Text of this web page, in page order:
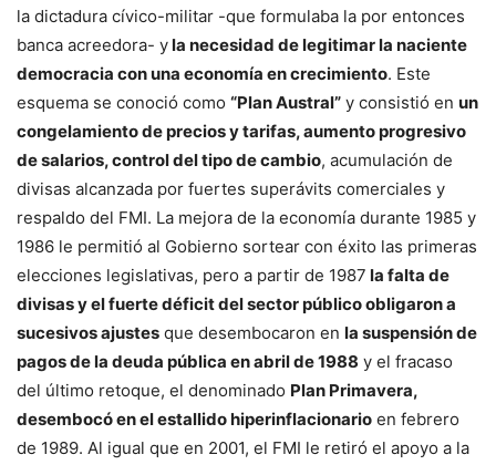
la dictadura cívico-militar -que formulaba la por entonces
banca acreedora- yla necesidad de legitimar la naciente
democracia con una economía en crecimiento. Este
esquema se conoció como “Plan Austral” y consistió en un
congelamiento de precios y tarifas, aumento progresivo
de salarios, control del tipo de cambio, acumulación de
divisas alcanzada por fuertes superávits comerciales y
respaldo del FMI. La mejora de la economía durante 1985 y
1986 le permitió al Gobierno sortear con éxito las primeras
elecciones legislativas, pero a partir de 1987 la falta de
divisas y el fuerte déficit del sector público obligaron a
sucesivos ajustes que desembocaron en la suspensión de
pagos de la deuda pública en abril de 1988 y el fracaso
del último retoque, el denominado Plan Primavera,
desembocó en el estallido hiperinflacionario en febrero
de 1989. Al igual que en 2001, el FMI le retiró el apoyo a la